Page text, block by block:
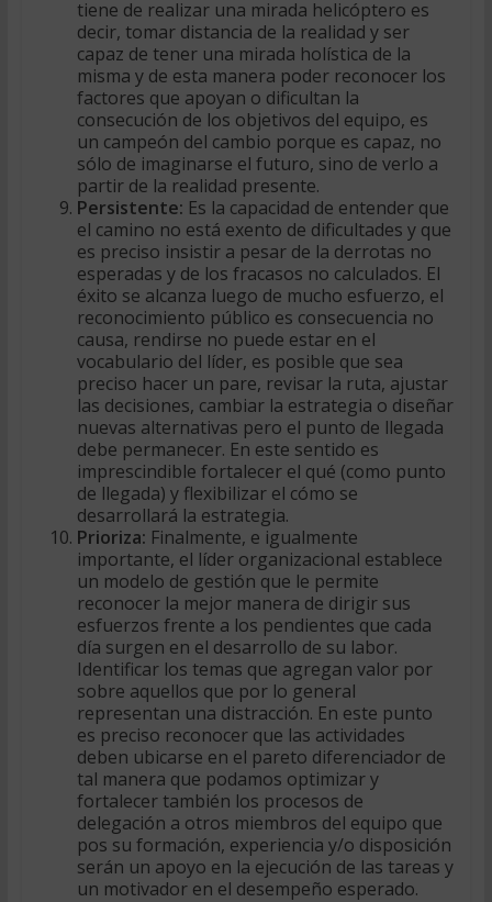
tiene de realizar una mirada helicóptero es
decir, tomar distancia de la realidad y ser
capaz de tener una mirada holística de la
misma y de esta manera poder reconocer los
factores que apoyan o dificultan la
consecución de los objetivos del equipo, es
un campeón del cambio porque es capaz, no
sólo de imaginarse el futuro, sino de verlo a
partir de la realidad presente.
Persistente: Es la capacidad de entender que
el camino no está exento de dificultades y que
es preciso insistir a pesar de la derrotas no
esperadas y de los fracasos no calculados. El
éxito se alcanza luego de mucho esfuerzo, el
reconocimiento público es consecuencia no
causa, rendirse no puede estar en el
vocabulario del líder, es posible que sea
preciso hacer un pare, revisar la ruta, ajustar
las decisiones, cambiar la estrategia o diseñar
nuevas alternativas pero el punto de llegada
debe permanecer. En este sentido es
imprescindible fortalecer el qué (como punto
de llegada) y flexibilizar el cómo se
desarrollará la estrategia.
Prioriza: Finalmente, e igualmente
importante, el líder organizacional establece
un modelo de gestión que le permite
reconocer la mejor manera de dirigir sus
esfuerzos frente a los pendientes que cada
día surgen en el desarrollo de su labor.
Identificar los temas que agregan valor por
sobre aquellos que por lo general
representan una distracción. En este punto
es preciso reconocer que las actividades
deben ubicarse en el pareto diferenciador de
tal manera que podamos optimizar y
fortalecer también los procesos de
delegación a otros miembros del equipo que
pos su formación, experiencia y/o disposición
serán un apoyo en la ejecución de las tareas y
un motivador en el desempeño esperado.